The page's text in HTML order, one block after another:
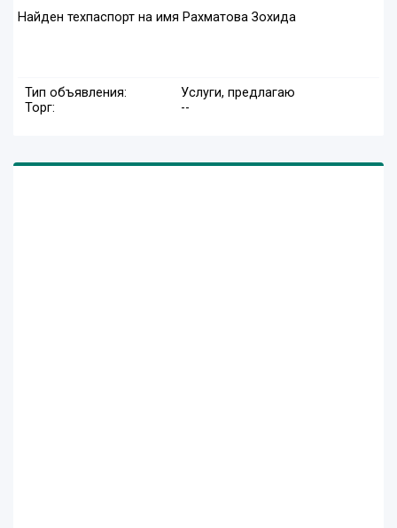
Найден техпаспорт на имя Рахматова Зохида
Тип объявления:
Услуги, предлагаю
Торг:
--